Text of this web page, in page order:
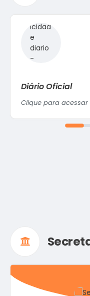
Diário Oficial
Clique para acessar